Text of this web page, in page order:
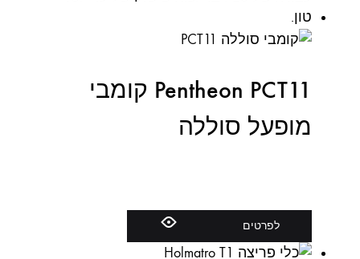
Pentheon PCT11 קומבי
מופעל סוללה
לפרטים